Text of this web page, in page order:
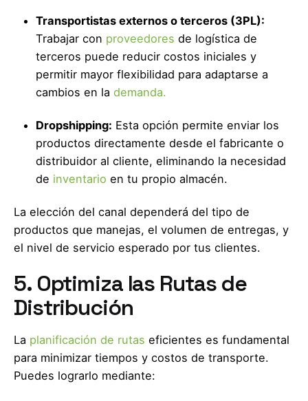
Transportistas externos o terceros (3PL):
Trabajar con proveedores de logística de
terceros puede reducir costos iniciales y
permitir mayor flexibilidad para adaptarse a
cambios en la demanda.
Dropshipping: Esta opción permite enviar los
productos directamente desde el fabricante o
distribuidor al cliente, eliminando la necesidad
de inventario en tu propio almacén.
La elección del canal dependerá del tipo de
productos que manejas, el volumen de entregas, y
el nivel de servicio esperado por tus clientes.
5. Optimiza las Rutas de
Distribución
La planificación de rutas eficientes es fundamental
para minimizar tiempos y costos de transporte.
Puedes lograrlo mediante: